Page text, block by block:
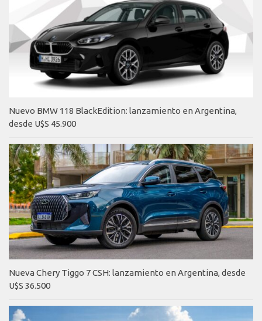
Nuevo BMW 118 BlackEdition: lanzamiento en Argentina,
desde U$S 45.900
Nueva Chery Tiggo 7 CSH: lanzamiento en Argentina, desde
U$S 36.500